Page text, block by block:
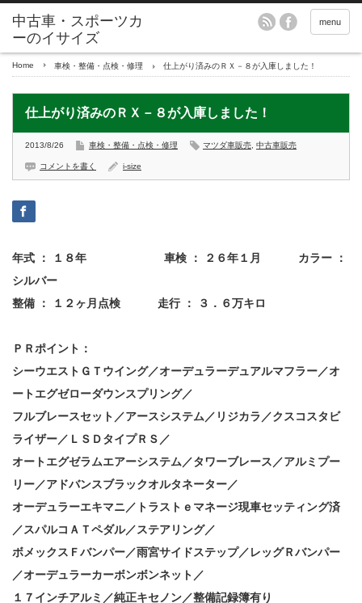
menu
Home 車検・整備・点検・修理 仕上がり済みのＲＸ－８が入庫しました！
仕上がり済みのＲＸ－８が入庫しました！
2013/8/26 車検・整備・点検・修理 マツダ車販売 中古車販売
コメントを書く i-size
年式 ： １８年 車検 ： ２６年１月
カラー ：
シルバー
整備 ：
１２ヶ月点検 走行 ： ３．６万キロ
ＰＲポイント：
シーウエストＧＴウイング／オーデュラーデュアルマフラー／オ
ートエグゼローダウンスプリング／
フルブレースセット／アースシステム／リジカラ／クスコスタビ
ライザー／ＬＳＤタイプＲＳ／
オートエグゼラムエアーシステム／タワーブレース／アルミプー
リー／アドバンスブラックオルタネーター／
オーデュラーエキマニ／トラストｅマネージ現車セッティング済
／スパルコＡＴペダル／ステアリング／
ボメックスＦバンパー／雨宮サイドステップ／レッグＲバンパー
／オーデュラーカーボンボンネット／
１７インチアルミ／純正キセノン／整備記録簿有り